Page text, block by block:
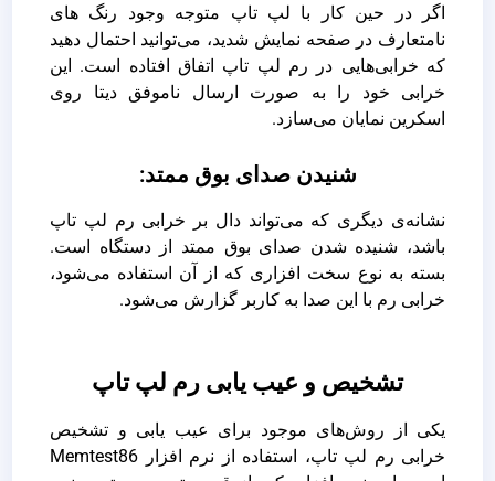
اگر در حین کار با لپ تاپ متوجه وجود رنگ های
نامتعارف در صفحه نمایش شدید، می‌توانید احتمال دهید
که خرابی‌هایی در رم لپ تاپ اتفاق افتاده است. این
خرابی خود را به صورت ارسال ناموفق دیتا روی
اسکرین نمایان می‌سازد.
شنیدن صدای بوق ممتد:
نشانه‌ی دیگری که می‌تواند دال بر خرابی رم لپ تاپ
باشد، شنیده شدن صدای بوق ممتد از دستگاه است.
بسته به نوع سخت افزاری که از آن استفاده می‌شود،
خرابی رم با این صدا به کاربر گزارش می‌شود.
تشخیص و عیب یابی رم لپ تاپ
یکی از روش‌های موجود برای عیب یابی و تشخیص
خرابی رم لپ تاپ، استفاده از نرم افزار Memtest86